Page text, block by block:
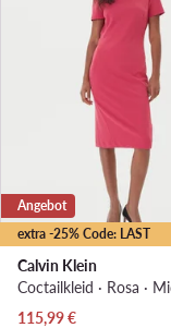
extra -25% Code: LAST
Angebot
Calvin Klein
Coctailkleid · Rosa ·
Aktueller Preis
115,99€